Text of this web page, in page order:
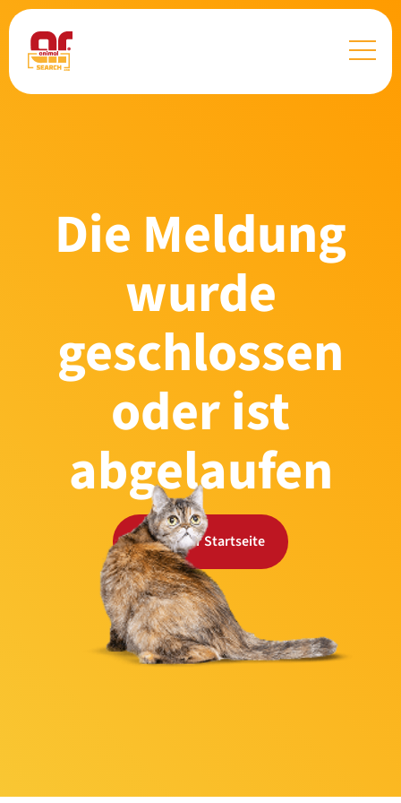
Die Meldung
wurde
geschlossen
oder ist
abgelaufen
Zurück zur Startseite